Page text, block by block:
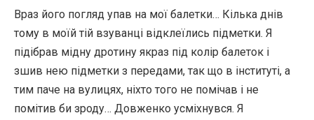
Враз його погляд упав на мої балетки… Кілька днів
тому в моїй тій взуванці відклеїлись підметки. Я
підібрав мідну дротину якраз під колір балеток і
зшив нею підметки з передами, так що в інституті, а
тим паче на вулицях, ніхто того не помічав і не
помітив би зроду… Довженко усміхнувся. Я